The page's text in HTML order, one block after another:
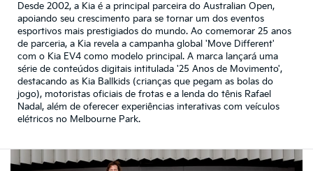
Desde 2002, a Kia é a principal parceira do Australian Open,
apoiando seu crescimento para se tornar um dos eventos
esportivos mais prestigiados do mundo. Ao comemorar 25 anos
de parceria, a Kia revela a campanha global 'Move Different'
com o Kia EV4 como modelo principal. A marca lançará uma
série de conteúdos digitais intitulada '25 Anos de Movimento',
destacando as Kia Ballkids (crianças que pegam as bolas do
jogo), motoristas oficiais de frotas e a lenda do tênis Rafael
Nadal, além de oferecer experiências interativas com veículos
elétricos no Melbourne Park.